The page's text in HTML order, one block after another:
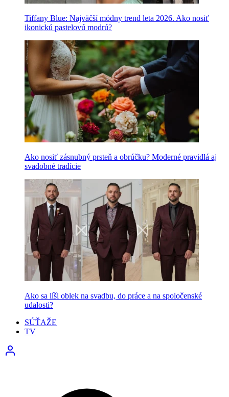
Tiffany Blue: Najväčší módny trend leta 2026. Ako nosiť
ikonickú pastelovú modrú?
Ako nosiť zásnubný prsteň a obrúčku? Moderné pravidlá aj
svadobné tradície
Ako sa líši oblek na svadbu, do práce a na spoločenské
udalosti?
SÚŤAŽE
TV